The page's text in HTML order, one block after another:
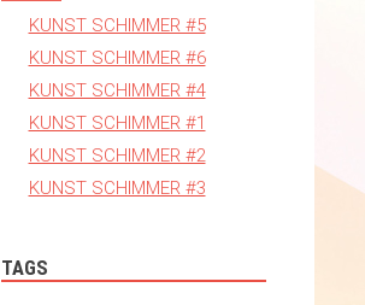
KUNST SCHIMMER #5
KUNST SCHIMMER #6
KUNST SCHIMMER #4
KUNST SCHIMMER #1
KUNST SCHIMMER #2
KUNST SCHIMMER #3
TAGS